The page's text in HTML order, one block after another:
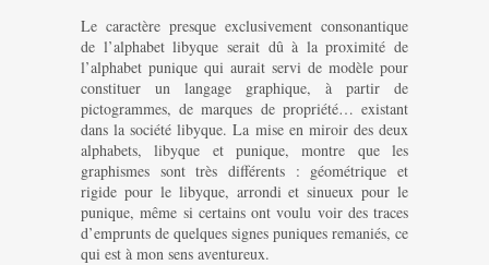
Le caractère presque exclusivement consonantique
de l’alphabet libyque serait dû à la proximité de
l’alphabet punique qui aurait servi de modèle pour
constituer un langage graphique, à partir de
pictogrammes, de marques de propriété… existant
dans la société libyque. La mise en miroir des deux
alphabets, libyque et punique, montre que les
graphismes sont très différents : géométrique et
rigide pour le libyque, arrondi et sinueux pour le
punique, même si certains ont voulu voir des traces
d’emprunts de quelques signes puniques remaniés, ce
qui est à mon sens aventureux.